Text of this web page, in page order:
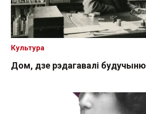
Дом, дзе рэдагавалі будучыню
Культура